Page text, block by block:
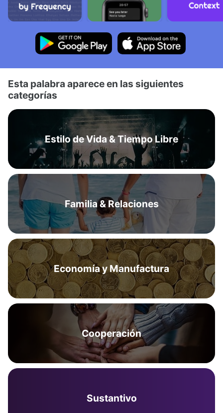
Esta palabra aparece en las siguientes
categorías
Estilo de Vida & Tiempo Libre
Familia & Relaciones
Economía y Manufactura
Cooperación
Sustantivo